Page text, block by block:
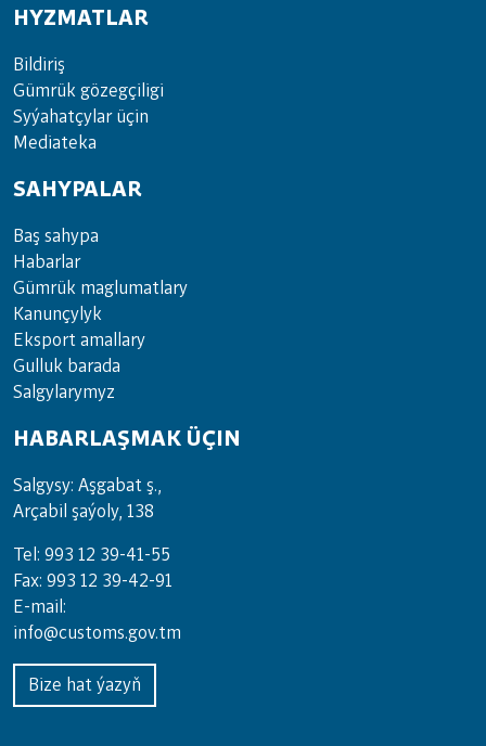
HYZMATLAR
Bil­di­riş
Güm­rük gö­zeg­çi­li­gi
Sy­ýa­hat­çy­lar ü­çin
Media­teka
SAHYPALAR
Baş sahypa
Habarlar
Gümrük maglumatlary
Kanunçylyk
Eksport amallary
Gulluk barada
Salgylarymyz
HABARLAŞMAK ÜÇIN
Salgysy: Aşgabat ş.,
Arçabil şaýoly, 138
Tel: 993 12 39-41-55
Fax: 993 12 39-42-91
E-mail:
info@customs.gov.tm
Bize hat ýazyň